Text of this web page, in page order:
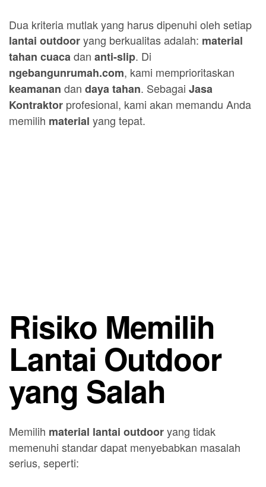
Dua kriteria mutlak yang harus dipenuhi oleh setiap
lantai outdooryang berkualitas adalah: material
tahan cuacadan anti-slip. Di
ngebangunrumah.com, kami memprioritaskan
keamanan dan daya tahan. Sebagai Jasa
Kontraktor profesional, kami akan memandu Anda
memilih material yang tepat.
Risiko Memilih
Lantai Outdoor
yang Salah
Memilih material lantai outdooryang tidak
memenuhi standar dapat menyebabkan masalah
serius, seperti: